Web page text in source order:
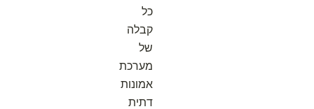
כל
קבלה
של
מערכת
אמונות
דתית